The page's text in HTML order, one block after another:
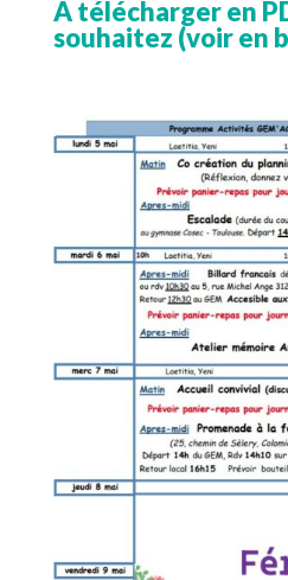
A télécharger en
souhaitez (voir en